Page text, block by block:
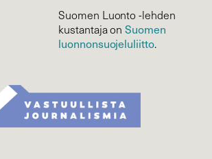
Suomen Luonto -lehden
kustantaja onSuomen
luonnonsuojelu­liitto.